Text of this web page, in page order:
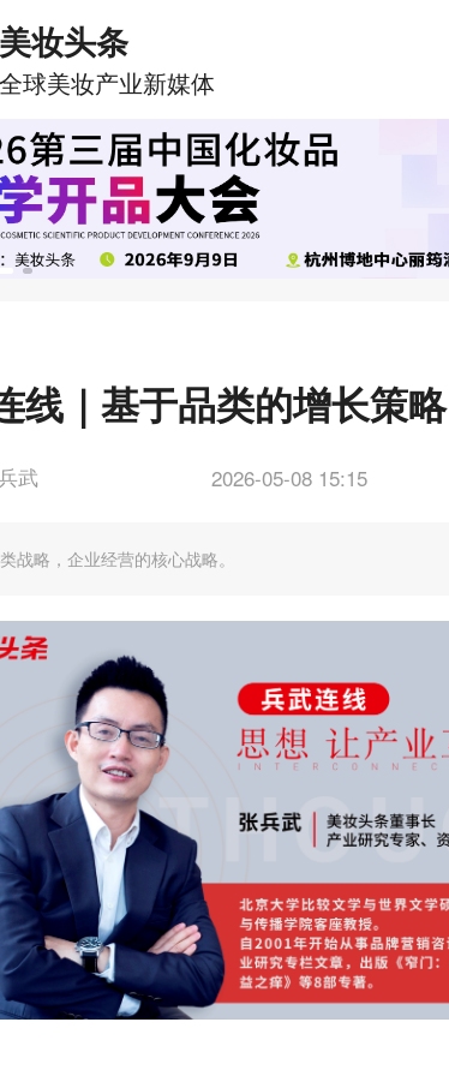
美妆头条
全球美妆产业新媒体
线｜基于品类的增长策略
武 2026-05-08 15:15
战略，企业经营的核心战略。